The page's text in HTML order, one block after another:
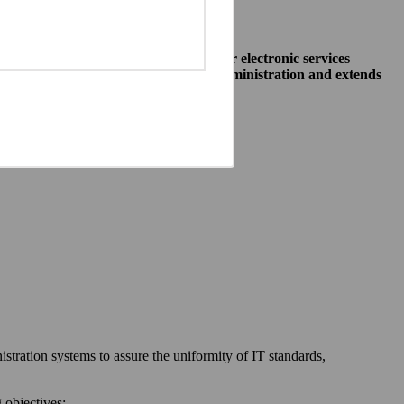
allow public institutions make their electronic services
to different systems of public administration and extends
between:
systems to assure the uniformity of IT standards,